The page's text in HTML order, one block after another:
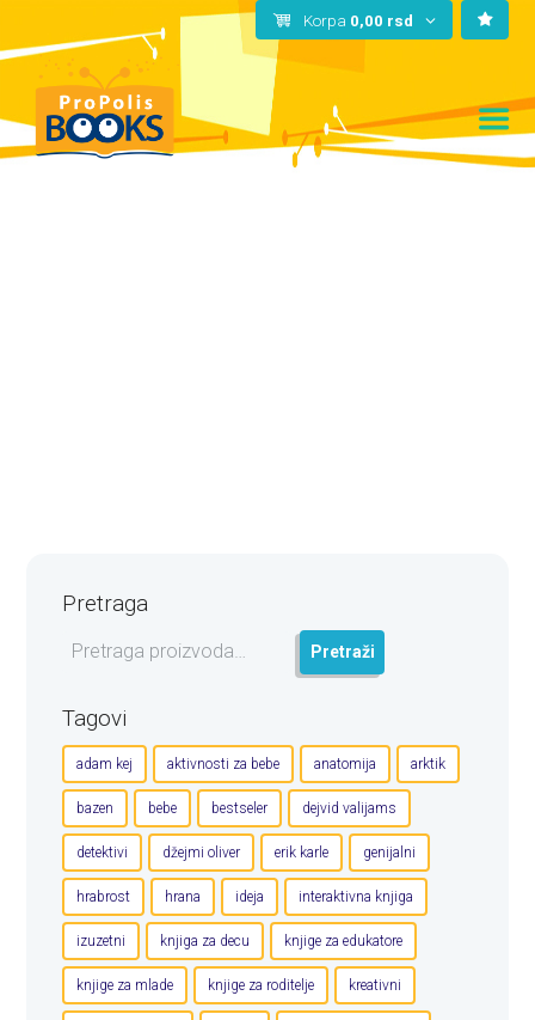
Korpa 0,00 rsd
Pretraga
Pretraga
Pretraži
Tagovi
adam kej aktivnosti za bebe anatomija arktik
bazen bebe bestseler dejvid valijams
detektivi džejmi oliver erik karle genijalni
hrabrost hrana ideja interaktivna knjiga
izuzetni knjiga za decu knjige za edukatore
knjige za mlade knjige za roditelje kreativni